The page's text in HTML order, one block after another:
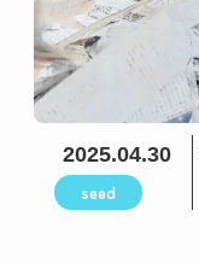
2025.04.30
seed